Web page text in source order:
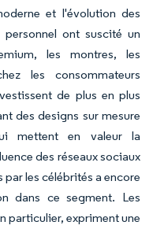
et l'évolution des
ont suscité un
les montres, les
les consommateurs
de plus en plus
des designs sur mesure
mettent en valeur la
des réseaux sociaux
les célébrités a encore
dans ce segment. Les
particulier, expriment une